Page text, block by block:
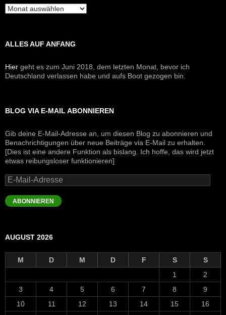
Archive
ALLES AUF ANFANG
Hier geht es zum Juni 2018, dem letzten Monat, bevor ich
Deutschland verlassen habe und aufs Boot gezogen bin.
BLOG VIA E-MAIL ABONNIEREN
Gib deine E-Mail-Adresse an, um diesen Blog zu abonnieren und
Benachrichtigungen über neue Beiträge via E-Mail zu erhalten.
[Dies ist eine andere Funktion als bislang. Ich hoffe, das wird jetzt
etwas reibungsloser funktionieren]
E-
Mail-
Adresse
ABONNIEREN
AUGUST 2026
M D M D F S
S
1
2
3
4 5 6 7 8
9
10
11 12 13 14 15
16